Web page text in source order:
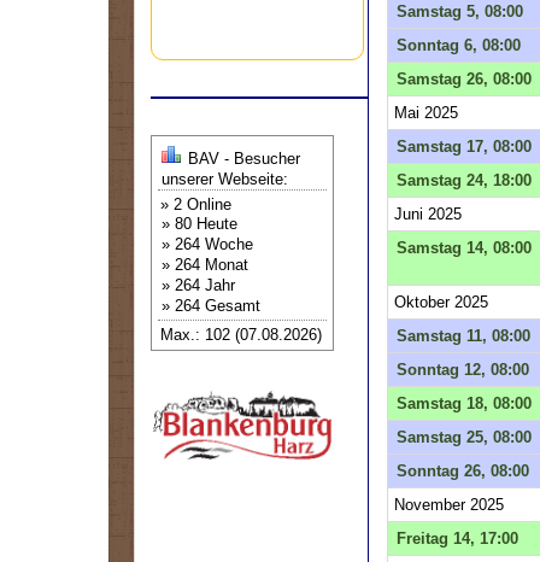
BAV - Besucher
unserer Webseite:
» 2 Online
» 80 Heute
» 264 Woche
» 264 Monat
» 264 Jahr
» 264 Gesamt
Max.: 102 (07.08.2026)
Samstag 5, 08:00
Sonntag 6, 08:00
Samstag 26, 08:00
Mai 2025
Samstag 17, 08:00
Samstag 24, 18:00
Juni 2025
Samstag 14, 08:00
Oktober 2025
Samstag 11, 08:00
Sonntag 12, 08:00
Samstag 18, 08:00
Samstag 25, 08:00
Sonntag 26, 08:00
November 2025
Freitag 14, 17:00